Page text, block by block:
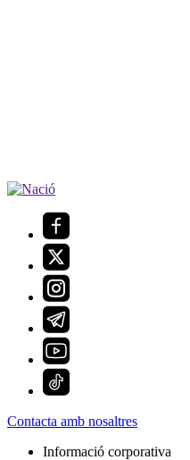
Contacta amb nosaltres
Informació corporativa